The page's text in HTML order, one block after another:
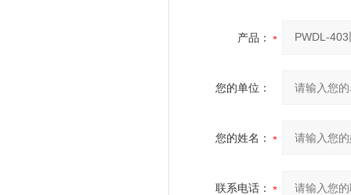
产品：
您的单位：
您的姓名：
联系电话：